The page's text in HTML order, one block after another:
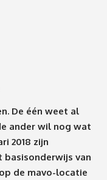
De één weet al
ander wil nog wat
2018 zijn
basisonderwijs van
de mavo-locatie